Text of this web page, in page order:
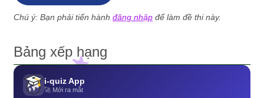
Chú ý: Bạn phải tiến hành đăng nhập để làm đề thi này.
Bảng xếp hạng
i-quiz App
🚀 Mới ra mắt